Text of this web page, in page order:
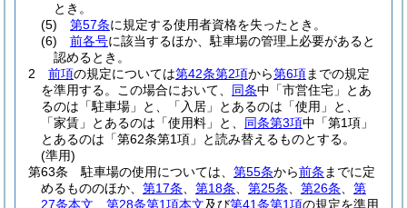
とき。
(5)
第57条に規定する使用者資格を失ったとき。
(6)
前各号に該当するほか、駐車場の管理上必要があると
認めるとき。
2
前項の規定については第42条第2項から第6項までの規定
を準用する。
この場合において、 同条中「市営住宅」とあ
るのは「駐車場」と、「入居」とあるのは「使用」と、
「家賃」とあるのは「使用料」と、 同条第3項中「第1項」
とあるのは「第62条第1項」と読み替えるものとする。
(準用)
第63条
駐車場の使用については、 第55条から前条 までに定
めるもののほか、 第17条 第18条 第25条 第26条
第
27条本文
第28条第1項本文及び第41条第1項の規定を準用